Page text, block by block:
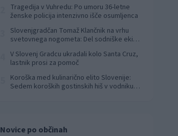
Tragedija v Vuhredu: Po umoru 36-letne
ženske policija intenzivno išče osumljenca
Slovenjgradčan Tomaž Klančnik na vrhu
svetovnega nogometa: Del sodniške ekipe
V Slovenj Gradcu ukradali kolo Santa Cruz,
lastnik prosi za pomoč
Koroška med kulinarično elito Slovenije:
Sedem koroških gostinskih hiš v vodniku
Novice po občinah